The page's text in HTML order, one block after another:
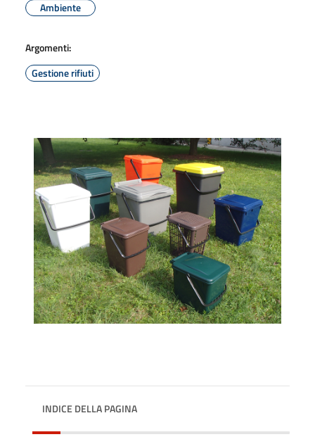
Ambiente
Argomenti:
Gestione rifiuti
INDICE DELLA PAGINA